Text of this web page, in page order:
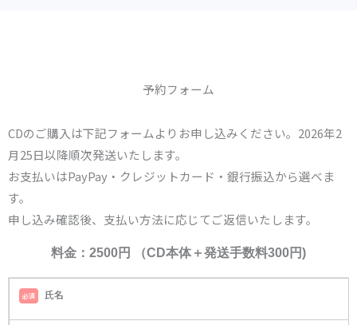
予約フォーム
CDのご購入は下記フォームよりお申し込みください。2026年2
月25日以降順次発送いたします。
お支払いはPayPay・クレジットカード・銀行振込から選べま
す。
申し込み確認後、支払い方法に応じてご返信いたします。
料金：2500円 （CD本体＋発送手数料300円)
必須 氏名